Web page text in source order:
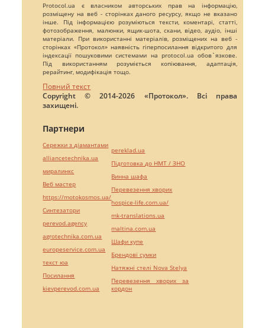
Protocol.ua є власником авторських прав на інформацію,
розміщену на веб - сторінках даного ресурсу, якщо не вказано
інше. Під інформацією розуміються тексти, коментарі, статті,
фотозображення, малюнки, ящик-шота, скани, відео, аудіо, інші
матеріали. При використанні матеріалів, розміщених на веб -
сторінках «Протокол» наявність гіперпосилання відкритого для
індексації пошуковими системами на protocol.ua обов`язкове.
Під використанням розуміється копіювання, адаптація,
рерайтинг, модифікація тощо.
Повний текст
Copyright © 2014-2026 «Протокол». Всі права
захищені.
Партнери
Сережки з діамантами
alliancetechnika.ua
миралинкс
Веб мастер
https://motokosmos.ua/
Синтезатори
perevod.agency
agrotechnika.com.ua
europeservice.com.ua
текст юа
Посилання
kievperevod.com.ua
pereklad.ua
Підготовка до НМТ / ЗНО
Винна шафа
Перевезення хворих
hospice-life.com.ua/
mk-translations.ua
maltina.com.ua
Шафи купе
Брендові сумки
Натяжні стелі Nova Stelya
Перевезення хворих за
кордон